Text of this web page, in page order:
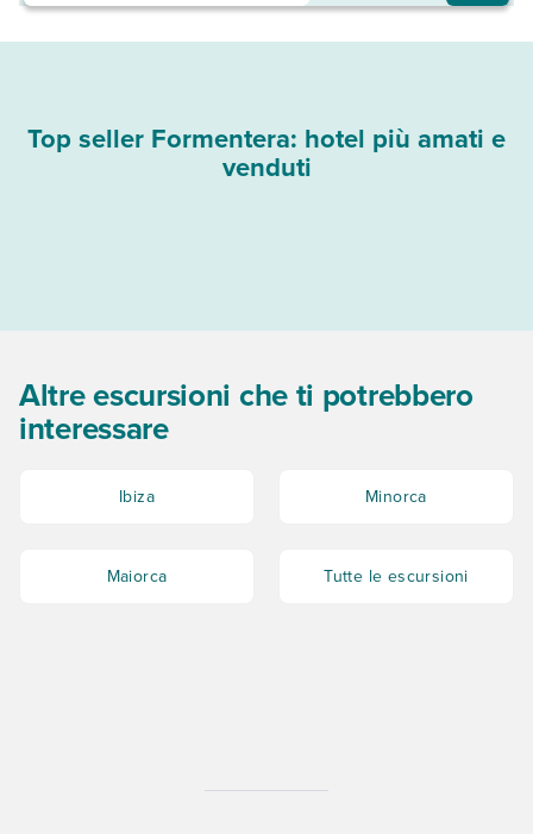
Top seller Formentera: hotel più amati e
venduti
Altre escursioni che ti potrebbero
interessare
Ibiza Minorca
Maiorca Tutte le escursioni